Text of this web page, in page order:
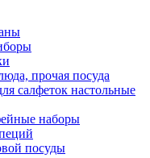
прочая посуда
салфеток настольные
наборы
посуды